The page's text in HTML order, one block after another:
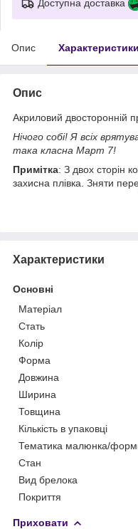
Доступна доставка
Опис Характеристики
Опис
Акриловий двосторонній
Нічого собі! Я всіх
така класна Март 7!
Примітка: З двох сторін
захисна плівка. Зняти
Характеристики
Основні
Матеріал
Стать
Колір
Форма
Довжина
Ширина
Товщина
Кількість в упаковці
Тематика малюнка/
Стан
Вид брелока
Покриття
Приховати